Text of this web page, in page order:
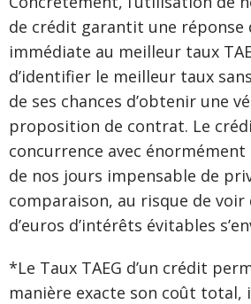
de crédit garantit une réponse
immédiate au meilleur taux
d’identifier le meilleur taux
de ses chances d’obtenir une
proposition de contrat. Le
concurrence avec énormément
de nos jours impensable de
comparaison, au risque de voir
d’euros d’intérêts évitables
*Le Taux TAEG d’un crédit
manière exacte son coût total,